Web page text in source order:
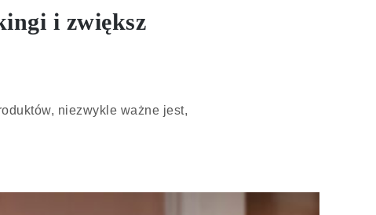
i zwiększ
niezwykle ważne jest,